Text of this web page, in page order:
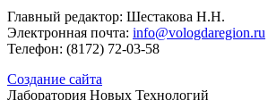
Главный редактор: Шестакова Н.Н.
Электронная почта: info@vologdaregion.ru
Телефон: (8172) 72-03-58
Создание сайта
Лаборатория Новых Технологий